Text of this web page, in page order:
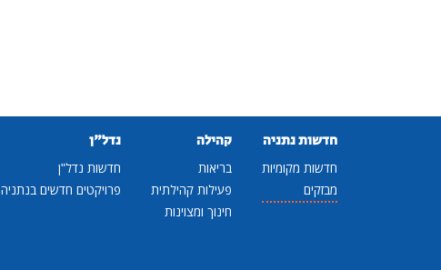
חדשות נתניה
חדשות מקומיות
מבזקים
קהילה
בריאות
פעילות קהילתית
חינוך ומצוינות
נדל"ן
חדשות נדל"ן
פרויקטים חדשים בנתניה